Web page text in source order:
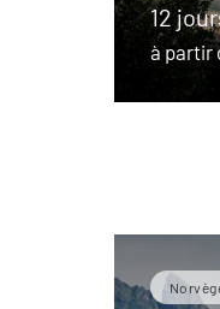
12
à partir